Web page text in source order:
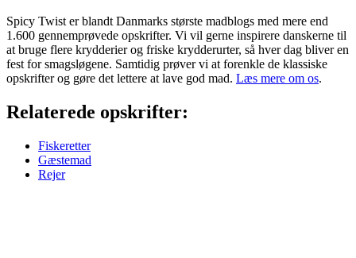
Spicy Twist er blandt Danmarks største madblogs med mere end
1.600 gennemprøvede opskrifter. Vi vil gerne inspirere danskerne til
at bruge flere krydderier og friske krydderurter, så hver dag bliver en
fest for smagsløgene. Samtidig prøver vi at forenkle de klassiske
opskrifter og gøre det lettere at lave god mad. Læs mere om os.
Relaterede opskrifter:
Fiskeretter
Gæstemad
Rejer